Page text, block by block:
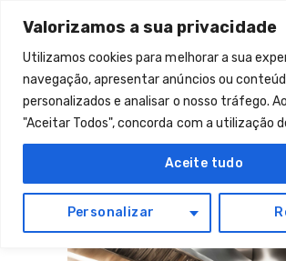
Valorizamos a sua privacidade
Utilizamos cookies para melhorar a sua
navegação, apresentar anúncios ou
personalizados e analisar o nosso tráfego.
"Aceitar Todos", concorda com a utilização
Personalizar
Aceite tudo
INÍCIO
SOBRE NÓS
CONTACTOS